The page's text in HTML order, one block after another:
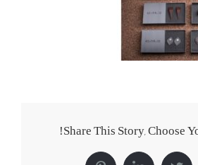
Share This Story, Choose